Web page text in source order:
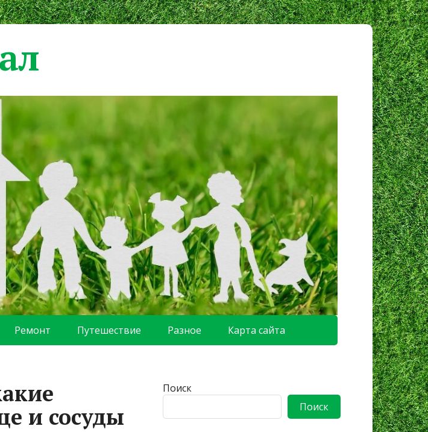
Ремонт Путешествие Разное Карта сайта
и сосуды
Поиск
Поиск